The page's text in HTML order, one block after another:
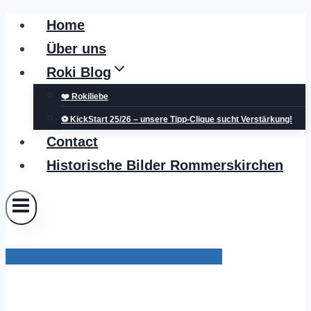
Zum
Inhalt
springen
Home
Über uns
Roki Blog
❤️ Rokiliebe
⚽ KickStart 25/26 – unsere Tipp-Clique sucht Verstärkung!
Contact
Historische Bilder Rommerskirchen